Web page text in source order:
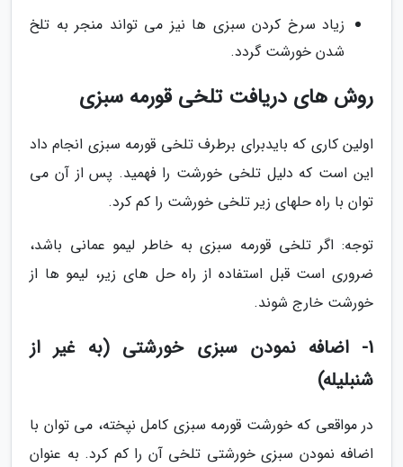
زیاد سرخ کردن سبزی ها نیز می تواند منجر به تلخ
شدن خورشت گردد.
روش های دریافت تلخی قورمه سبزی
اولین کاری که بایدبرای برطرف تلخی قورمه سبزی انجام داد
این است که دلیل تلخی خورشت را فهمید. پس از آن می
توان با راه حلهای زیر تلخی خورشت را کم کرد.
توجه: اگر تلخی قورمه سبزی به خاطر لیمو عمانی باشد،
ضروری است قبل استفاده از راه حل های زیر، لیمو ها از
خورشت خارج شوند.
1- اضافه نمودن سبزی خورشتی (به غیر از
شنبلیله)
در مواقعی که خورشت قورمه سبزی کامل نپخته، می توان با
اضافه نمودن سبزی خورشتی تلخی آن را کم کرد. به عنوان